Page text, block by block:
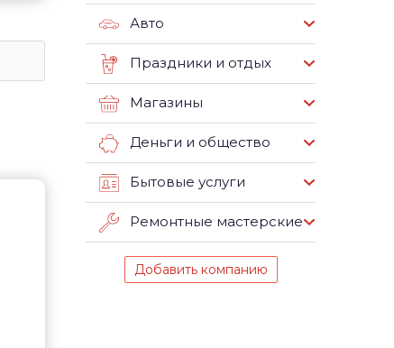
Авто
Праздники и отдых
Магазины
Деньги и общество
Бытовые услуги
Ремонтные мастерские
Добавить компанию